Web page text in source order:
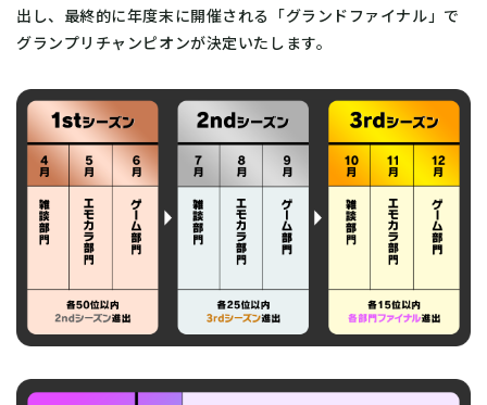
出し、最終的に年度末に開催される「グランドファイナル」で
グランプリチャンピオンが決定いたします。